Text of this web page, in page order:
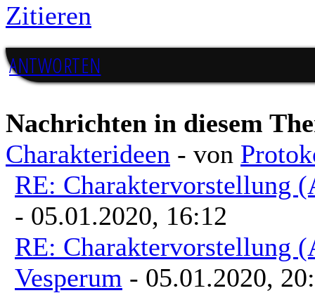
Düstere Zeiten ziehen auf.
Galaxis nach der
herbeisehnten, scheint das
Der Entscheid um die
fallen und niemand vermag
von Millionen von Planeten
Zitieren
ANTWORTEN
Nachrichten in diesem
Charakterideen - von
RE: Charaktervorstellung
- 05.01.2020, 16:12
RE: Charaktervorstellung
Vesperum - 05.01.2020,